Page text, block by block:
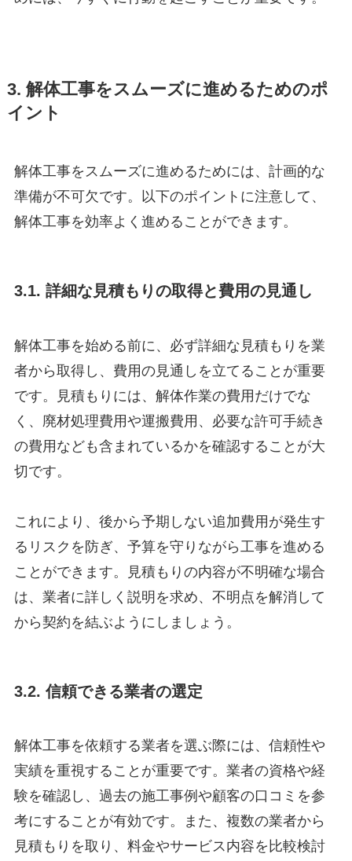
3. 解体工事をスムーズに進めるためのポ
イント
解体工事をスムーズに進めるためには、計画的な
準備が不可欠です。以下のポイントに注意して、
解体工事を効率よく進めることができます。
3.1. 詳細な見積もりの取得と費用の見通し
解体工事を始める前に、必ず詳細な見積もりを業
者から取得し、費用の見通しを立てることが重要
です。見積もりには、解体作業の費用だけでな
く、廃材処理費用や運搬費用、必要な許可手続き
の費用なども含まれているかを確認することが大
切です。
これにより、後から予期しない追加費用が発生す
るリスクを防ぎ、予算を守りながら工事を進める
ことができます。見積もりの内容が不明確な場合
は、業者に詳しく説明を求め、不明点を解消して
から契約を結ぶようにしましょう。
3.2. 信頼できる業者の選定
解体工事を依頼する業者を選ぶ際には、信頼性や
実績を重視することが重要です。業者の資格や経
験を確認し、過去の施工事例や顧客の口コミを参
考にすることが有効です。また、複数の業者から
見積もりを取り、料金やサービス内容を比較検討